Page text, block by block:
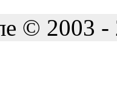
© 2003 -